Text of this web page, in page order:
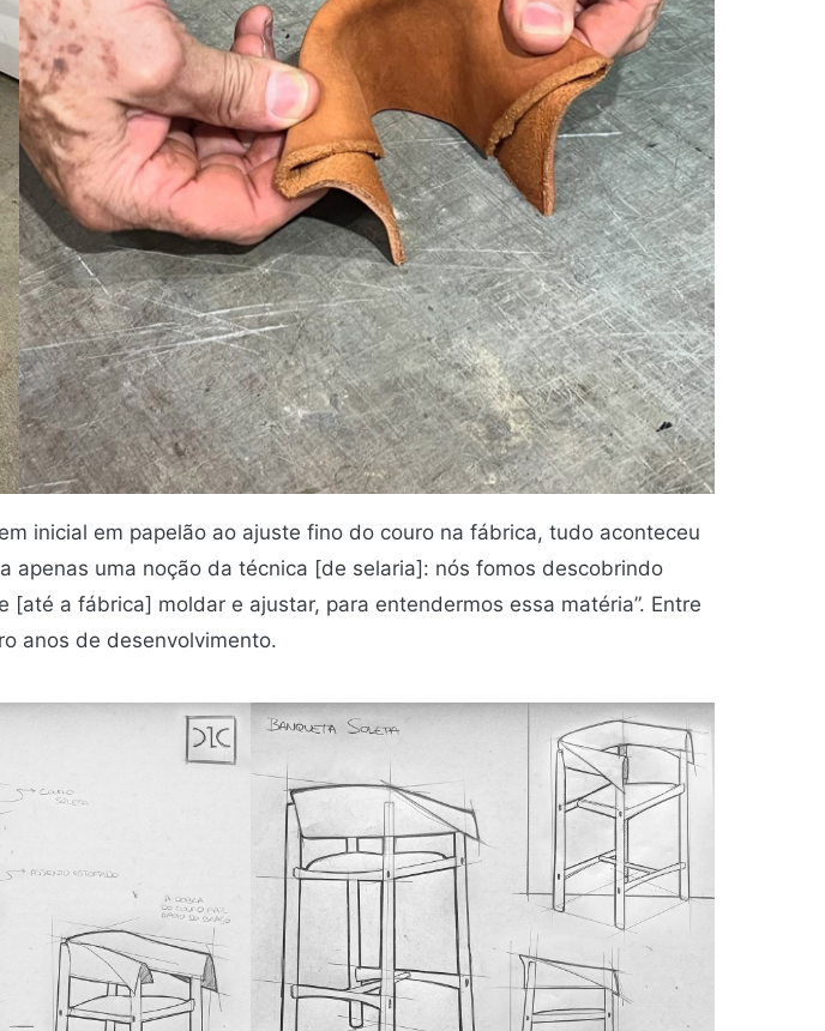
inicial em papelão ao ajuste fino do couro na fábrica, tudo aconteceu
apenas uma noção da técnica [de selaria]: nós fomos descobrindo
a fábrica] moldar e ajustar, para entendermos essa matéria”. Entre
anos de desenvolvimento.